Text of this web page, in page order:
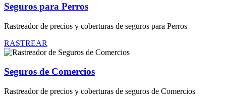
Seguros para Perros
Rastreador de precios y coberturas de seguros para Perros
RASTREAR
Seguros de Comercios
Rastreador de precios y coberturas de seguros de Comercios